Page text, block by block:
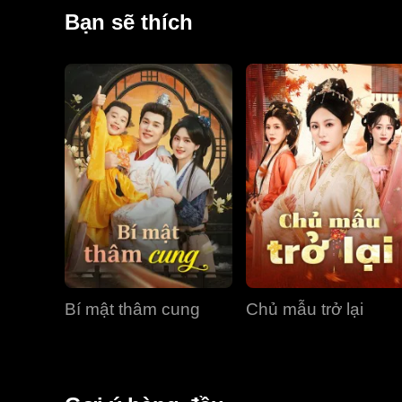
đắc dĩ của nàng giữa vòng vây hổ sói, để bảo vệ anh
Bạn sẽ thích
Bí mật thâm cung Chủ mẫu trở lại